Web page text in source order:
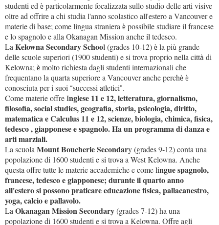
studenti ed è particolarmente focalizzata sullo studio delle arti visive
oltre ad offrire a chi studia l'anno scolastico all'estero a Vancouver e
materie di base; come lingua straniera è possibile studiare il francese
e lo spagnolo e alla Okanagan Mission anche il tedesco.
La Kelowna Secondary School (grades 10-12) è la più grande
delle scuole superiori (1900 studenti) e si trova proprio nella città di
Kelowna; è molto richiesta dagli studenti internazionali che
frequentano la quarta superiore a Vancouver anche perchè è
conosciuta per i suoi “successi atletici”.
Come materie offre Inglese 11 e 12, letteratura, giornalismo,
filosofia, social studies, geografia, storia, psicologia, diritto,
matematica e Calculus 11 e 12, scienze, biologia, chimica, fisica,
tedesco , giapponese e spagnolo. Ha un programma di danza e
arti marziali.
La scuola Mount Boucherie Secondary (grades 9-12) conta una
popolazione di 1600 studenti e si trova a West Kelowna. Anche
questa offre tutte le materie accademiche e come lingue spagnolo,
francese, tedesco e giapponese; durante il quarto anno
all'estero si possono praticare educazione fisica, pallacanestro,
yoga, calcio e pallavolo.
La Okanagan Mission Secondary(grades 7-12) ha una
popolazione di 1600 studenti e si trova a Kelowna. Offre agli